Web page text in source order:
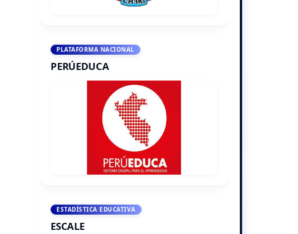
PLATAFORMA NACIONAL
PERÚEDUCA
ESTADÍSTICA EDUCATIVA
ESCALE